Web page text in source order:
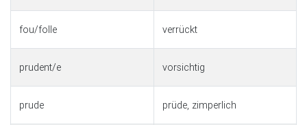
fou/folle verrückt
prudent/e vorsichtig
prude prüde, zimperlich